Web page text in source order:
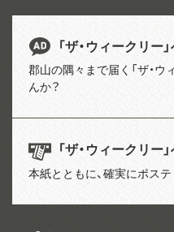
「ザ・ウィークリー
郡山の隅々まで届く「ザ・
んか？
「ザ・ウィークリー
本紙とともに、確実にポステ